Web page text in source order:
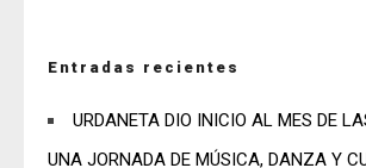
Entradas recientes
URDANETA DIO INICIO AL MES DE
UNA JORNADA DE MÚSICA, DANZA Y